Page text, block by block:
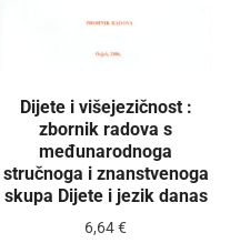
Dijete i višejezičnost :
zbornik radova s
međunarodnoga
stručnoga i znanstvenoga
skupa Dijete i jezik danas
6,64€